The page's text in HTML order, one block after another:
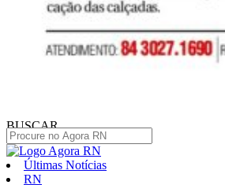
BUSCAR
Últimas Notícias
RN